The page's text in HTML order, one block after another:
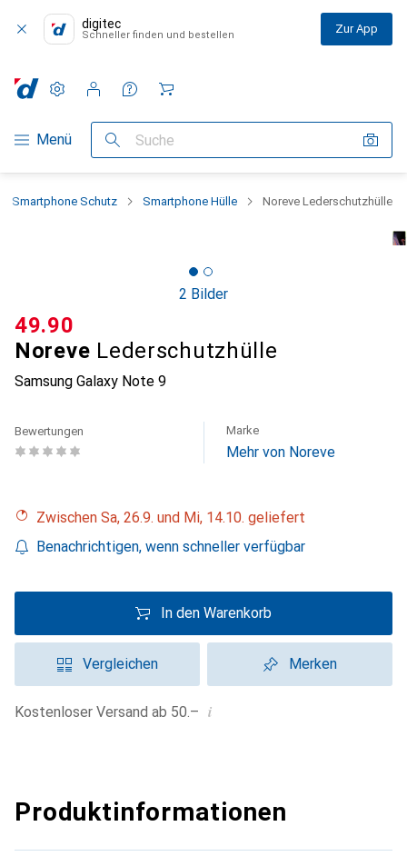
digitec
Schneller finden und bestellen Zur App
Navigation nach Kategorien
Menü Suche
Einstellungen
Kundenkonto
Vergleichslisten
Merklisten
Warenkorb
Smartphone Schutz Smartphone Hülle Noreve Lederschutzhülle
2 Bilder
Noreve Lederschutzhülle
Samsung Galaxy Note 9
CHF
49.90
Bewertungen Marke
Mehr von Noreve
Zwischen Sa, 26.9. und Mi, 14.10. geliefert
Benachrichtigen, wenn schneller verfügbar
In den Warenkorb
Vergleichen Merken
Kostenloser Versand ab 50.– i
Produktinformationen